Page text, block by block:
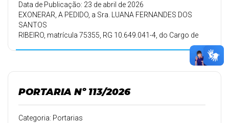
Data de Publicação: 23 de abril de 2026
EXONERAR, A PEDIDO, a Sra. LUANA FERNANDES DOS
SANTOS
RIBEIRO, matrícula 75355, RG 10.649.041-4, do Cargo de
PORTARIA Nº 113/2026
Categoria: Portarias